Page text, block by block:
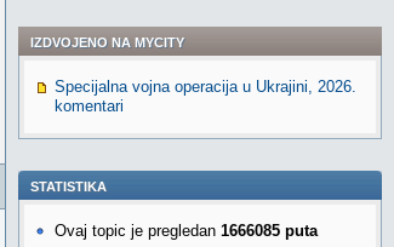
IZDVOJENO NA MYCITY
Specijalna vojna operacija u Ukrajini, 2026.
komentari
STATISTIKA
Ovaj topic je pregledan 1666085 puta